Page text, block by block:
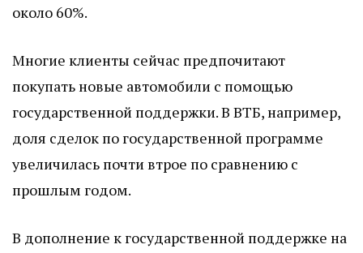
около 60%.
Многие клиенты сейчас предпочитают
покупать новые автомобили с помощью
государственной поддержки. В ВТБ, например,
доля сделок по государственной программе
увеличилась почти втрое по сравнению с
прошлым годом.
В дополнение к государственной поддержке на